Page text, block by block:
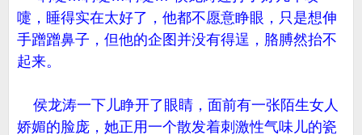
嚏，睡得实在太好了，他都不愿意睁眼，只是想伸
手蹭蹭鼻子，但他的企图并没有得逞，胳膊然抬不
起来。
侯龙涛一下儿睁开了眼睛，面前有一张陌生女人
娇媚的脸庞，她正用一个散发着刺激性气味儿的瓷